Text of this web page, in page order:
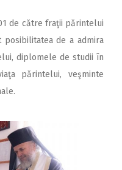
de către fraţii părintelui
posibilitatea de a admira
diplomele de studii în
părintelui, veşminte